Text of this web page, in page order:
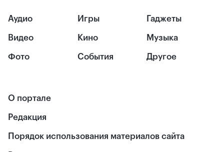
Аудио
Видео
Фото
Игры
Кино
События
Гаджеты
Музыка
Другое
О портале
Редакция
Порядок использования материалов сайта